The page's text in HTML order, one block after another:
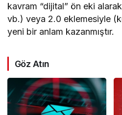
kavram “dijital” ön eki
vb.) veya 2.0 eklemesiyle
yeni bir anlam kazanmıştır.
Göz Atın